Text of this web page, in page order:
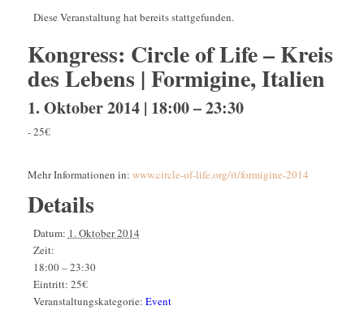
Diese Veranstaltung hat bereits stattgefunden.
Kongress: Circle of Life – Kreis
des Lebens | Formigine, Italien
1. Oktober 2014 | 18:00–23:30
-25€
Mehr Informationen in: www.circle-of-life.org/it/formigine-2014
Details
Datum: 1. Oktober 2014
Zeit:
18:00 – 23:30
Eintritt: 25€
Veranstaltungskategorie: Event